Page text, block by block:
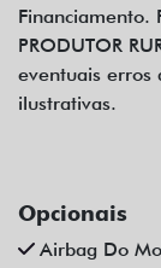
Financiamento.
PRODUTOR
eventuais erros
ilustrativas.
Opcionais
Airbag Do